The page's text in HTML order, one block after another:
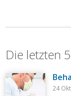
Die letzten
24